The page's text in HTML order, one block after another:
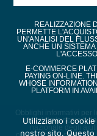
REALIZZAZIONE
PERMETTE
UN'ANALISI DEL
ANCHE UN
E-COMMERCE
PAYING ON-LINE.
WHOSE
PLATFORM IN
Obblighi informativi per
de minimis ricevuti
nazionale degli
Utilizziamo i
nostro sito. Questo